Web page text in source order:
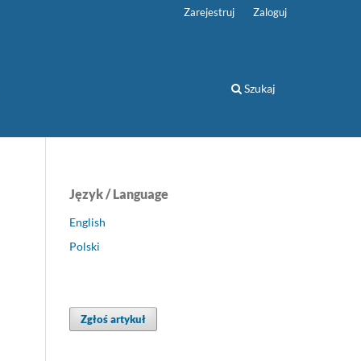
Szukaj
Zarejestruj Zaloguj
Język / Language
English
Polski
Zgłoś artykuł